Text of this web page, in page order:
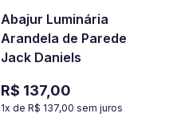
Abajur Luminária
Arandela de Parede
Jack Daniels
R$ 137,00
1x de R$ 137,00 sem juros